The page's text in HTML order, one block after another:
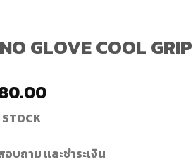
GLOVE COOL GRIP
บถาม และชำระเงิน